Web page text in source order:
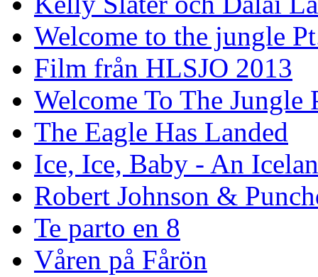
Welcome to the jungle
Film från HLSJO 2013
Welcome To The Jungle
The Eagle Has Landed
Ice, Ice, Baby - An
Robert Johnson &
Te parto en 8
Våren på Fårön